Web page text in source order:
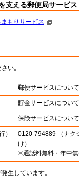
支える郵便局サービス
もりサービス
い。
郵便サービスについて
貯金サービスについて
保険サービスについて
）
0120-794889 （ナク
け）
※通話料無料・年中
生しています。